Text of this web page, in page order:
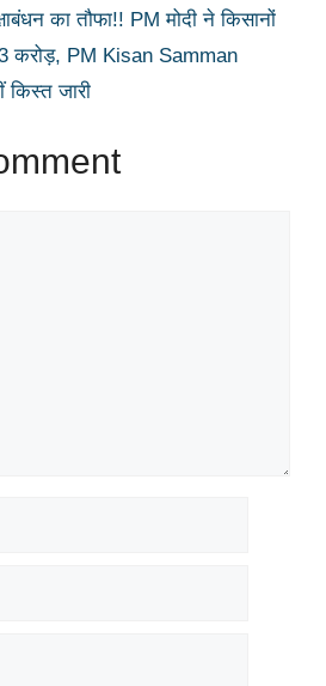
का तौफा!! PM मोदी ने किसानों
करोड़, PM Kisan Samman
क‍िस्‍त जारी